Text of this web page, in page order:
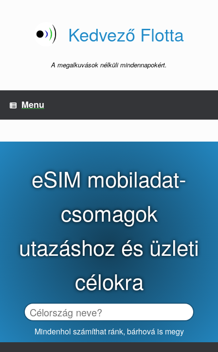
Kedvező Flotta
A megalkuvások nélküli mindennapokért.
Menu
eSIM mobiladat-
csomagok
utazáshoz és üzleti
célokra
Mindenhol számíthat ránk, bárhová is megy